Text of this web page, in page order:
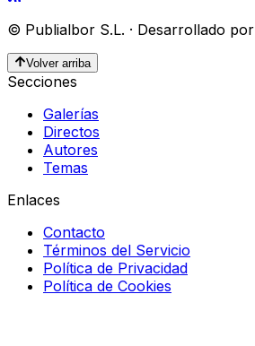
© Publialbor S.L. · Desarrollado por
Volver arriba
Secciones
Galerías
Directos
Autores
Temas
Enlaces
Contacto
Términos del Servicio
Política de Privacidad
Política de Cookies